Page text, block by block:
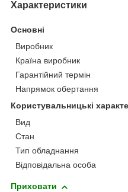
Характеристики
Основні
Виробник
Країна виробник
Гарантійний термін
Напрямок обертання
Користувальницькі
Вид
Стан
Тип обладнання
Відповідальна особа
Приховати